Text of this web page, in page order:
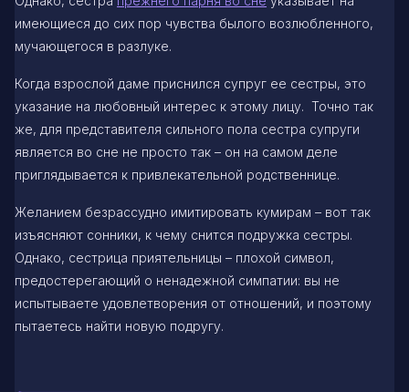
имеющиеся до сих пор чувства былого возлюбленного,
мучающегося в разлуке.
Когда взрослой даме приснился супруг ее сестры, это
указание на любовный интерес к этому лицу. Точно так
же, для представителя сильного пола сестра супруги
является во сне не просто так – он на самом деле
приглядывается к привлекательной родственнице.
Желанием безрассудно имитировать кумирам – вот так
изъясняют сонники, к чему снится подружка сестры.
Однако, сестрица приятельницы – плохой символ,
предостерегающий о ненадежной симпатии: вы не
испытываете удовлетворения от отношений, и поэтому
пытаетесь найти новую подругу.